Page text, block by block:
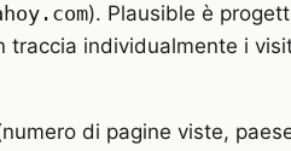
). Plausible è
traccia individualmente i
di pagine viste,